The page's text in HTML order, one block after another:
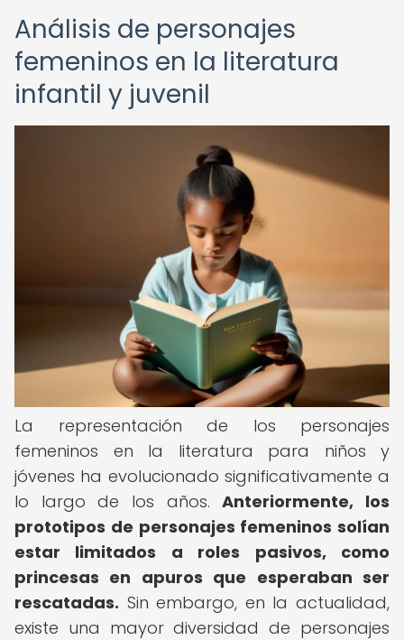
Análisis de personajes
femeninos en la literatura
infantil y juvenil
La representación de los personajes
femeninos en la literatura para niños y
jóvenes ha evolucionado significativamente a
lo largo de los años.Anteriormente, los
prototipos de personajes femeninos solían
estar limitados a roles pasivos, como
princesas en apuros que esperaban ser
rescatadas. Sin embargo, en la actualidad,
existe una mayor diversidad de personajes